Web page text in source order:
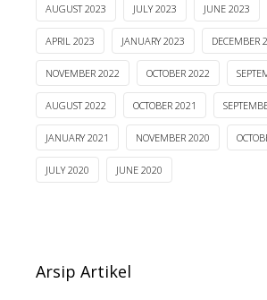
AUGUST 2023 JULY 2023 JUNE 2023
APRIL 2023 JANUARY 2023 DECEMBER
NOVEMBER 2022 OCTOBER 2022
AUGUST 2022 OCTOBER 2021
JANUARY 2021 NOVEMBER 2020
JULY 2020 JUNE 2020
Arsip Artikel